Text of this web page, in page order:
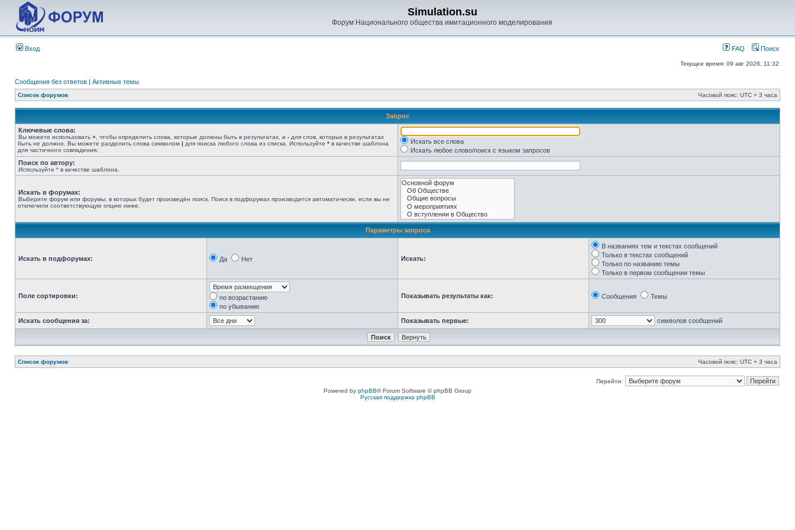
Simulation.su
Форум Национального общества имитационного моделирования
Вход FAQ Поиск
Текущее время: 09 авг 2026, 11:32
Сообщения без ответов | Активные темы
Список форумов Часовой пояс: UTC + 3 часа
Запрос
Ключевые слова:
Вы можете использовать + , чтобы определить слова, которые должны быть в результатах, и - для слов, которых в результатах
быть не должно. Вы можете разделить слова символом | для поиска любого слова из списка. Используйте * в качестве шаблона
для частичного совпадения.
Искать все слова
Искать любое слово/поиск с языком запросов
Поиск по автору:
Используйте * в качестве шаблона.
Искать в форумах:
Выберите форум или форумы, в которых будет произведён поиск. Поиск в подфорумах производится автоматически, если вы не
отключили соответствующую опцию ниже.
Параметры запроса
Искать в подфорумах: Да Нет Искать:
В названиях тем и текстах сообщений
Только в текстах сообщений
Только по названию темы
Только в первом сообщении темы
Поле сортировки:
по возрастанию
по убыванию
Показывать результаты как: Сообщения Темы
Искать сообщения за: Показывать первые: символов сообщений
Список форумов Часовой пояс: UTC + 3 часа
Перейти:
Powered by phpBB® Forum Software © phpBB Group
Русская поддержка phpBB